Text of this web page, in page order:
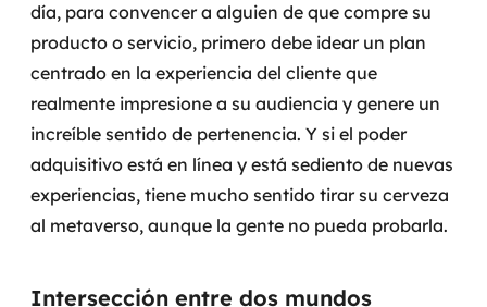
Simulação de Phishing
Segurança de aplicações e Cloud
día, para convencer a alguien de que compre su
producto o servicio, primero debe idear un plan
centrado en la experiencia del cliente que
realmente impresione a su audiencia y genere un
increíble sentido de pertenencia. Y si el poder
adquisitivo está en línea y está sediento de nuevas
experiencias, tiene mucho sentido tirar su cerveza
al metaverso, aunque la gente no pueda probarla.
Intersección entre dos mundos